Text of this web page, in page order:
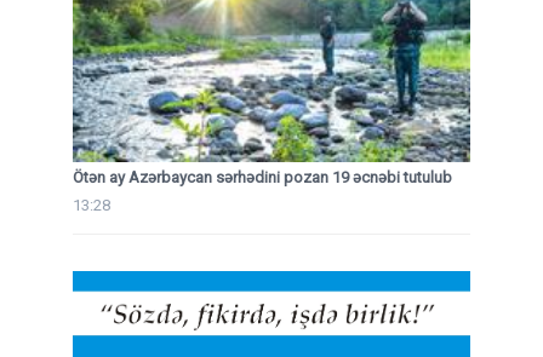
Ötən ay Azərbaycan sərhədini pozan 19 əcnəbi tutulub
13:28